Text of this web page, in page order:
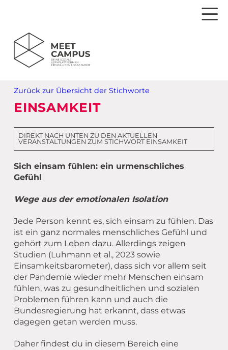
Einsamkeit
Mitgliedergewinnung
Wertschätzung
New Ehrenamt
Übergang Beruf-Rente
Veranstaltungen
Material für dein Ehrenamt
MEET Live – Livestream
Glossar
Newsletter Archiv
Aktuelles (Blog)
Newsletter bestellen
Fragen & Antworten
Leitbild
Spiritualität – eine Definition
Caritas in Kirchengemeinden
Ehrenamtsportal
MEET CAMPER (mobiler Infostand)
Anmeldung zum Newsletterempfang
Zurück zur Übersicht der Stichworte
EINSAMKEIT
DIREKT NACH UNTEN ZU DEN AKTUELLEN
VERANSTALTUNGEN ZUM STICHWORT EINSAMKEIT
Sich einsam fühlen: ein urmenschliches
Gefühl
Wege aus der emotionalen Isolation
Jede Person kennt es, sich einsam zu fühlen. Das
ist ein ganz normales menschliches Gefühl und
gehört zum Leben dazu. Allerdings zeigen
Studien (Luhmann et al., 2023 sowie
Einsamkeitsbarometer), dass sich vor allem seit
der Pandemie wieder mehr Menschen einsam
fühlen, was zu gesundheitlichen und sozialen
Problemen führen kann und auch die
Bundesregierung hat erkannt, dass etwas
dagegen getan werden muss.
Daher findest du in diesem Bereich eine